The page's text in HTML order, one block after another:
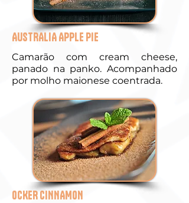
AUSTRALIA APPLE PIE
Camarão com cream cheese,
panado na panko. Acompanhado
por molho maionese coentrada.
OCKER CINNAMON